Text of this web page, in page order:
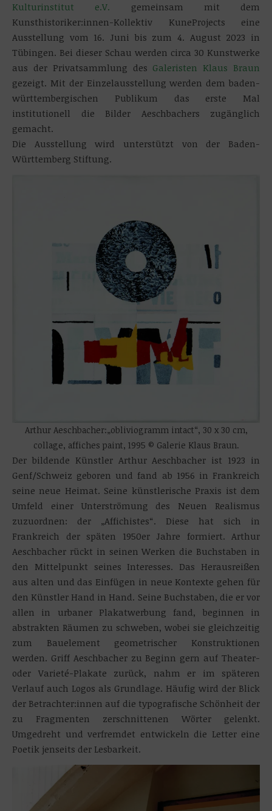
Kulturinstitut e.V. gemeinsam mit dem
Kunsthistoriker:innen-Kollektiv KuneProjects eine
Ausstellung vom 16. Juni bis zum 4. August 2023 in
Tübingen. Bei dieser Schau werden circa 30 Kunstwerke
aus der Privatsammlung des Galeristen Klaus Braun
gezeigt. Mit der Einzelausstellung werden dem baden-
württembergischen Publikum das erste Mal
institutionell die Bilder Aeschbachers zugänglich
gemacht.
Die Ausstellung wird unterstützt von der Baden-
Württemberg Stiftung.
Arthur Aeschbacher:„obliviogramm intact“, 30 x 30 cm,
collage, affiches paint, 1995 © Galerie Klaus Braun.
Der bildende Künstler Arthur Aeschbacher ist 1923 in
Genf/Schweiz geboren und fand ab 1956 in Frankreich
seine neue Heimat. Seine künstlerische Praxis ist dem
Umfeld einer Unterströmung des Neuen Realismus
zuzuordnen: der „Affichistes“. Diese hat sich in
Frankreich der späten 1950er Jahre formiert. Arthur
Aeschbacher rückt in seinen Werken die Buchstaben in
den Mittelpunkt seines Interesses. Das Herausreißen
aus alten und das Einfügen in neue Kontexte gehen für
den Künstler Hand in Hand. Seine Buchstaben, die er vor
allen in urbaner Plakatwerbung fand, beginnen in
abstrakten Räumen zu schweben, wobei sie gleichzeitig
zum Bauelement geometrischer Konstruktionen
werden. Griff Aeschbacher zu Beginn gern auf Theater-
oder Varieté-Plakate zurück, nahm er im späteren
Verlauf auch Logos als Grundlage. Häufig wird der Blick
der Betrachter:innen auf die typografische Schönheit der
zu Fragmenten zerschnittenen Wörter gelenkt.
Umgedreht und verfremdet entwickeln die Letter eine
Poetik jenseits der Lesbarkeit.